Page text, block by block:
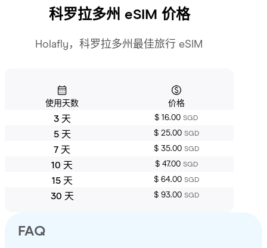
科罗拉多州 eSIM 价格
Holafly，科罗拉多州最佳旅行 eSIM
使用天数 价格
3 天 $ 16.00 SGD
5 天 $ 25.00 SGD
7 天 $ 35.00 SGD
10 天 $ 47.00 SGD
15 天 $ 64.00 SGD
30 天 $ 93.00 SGD
FAQ